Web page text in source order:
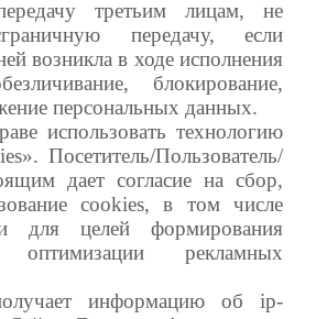
третьим лицам, не
передачу, если
возникла в ходе исполнения
блокирование,
персональных данных.
использовать технологию
Посетитель/Пользователь/
дает согласие на сбор,
cookies, в том числе
для целей формирования
рекламных
информацию об ip-